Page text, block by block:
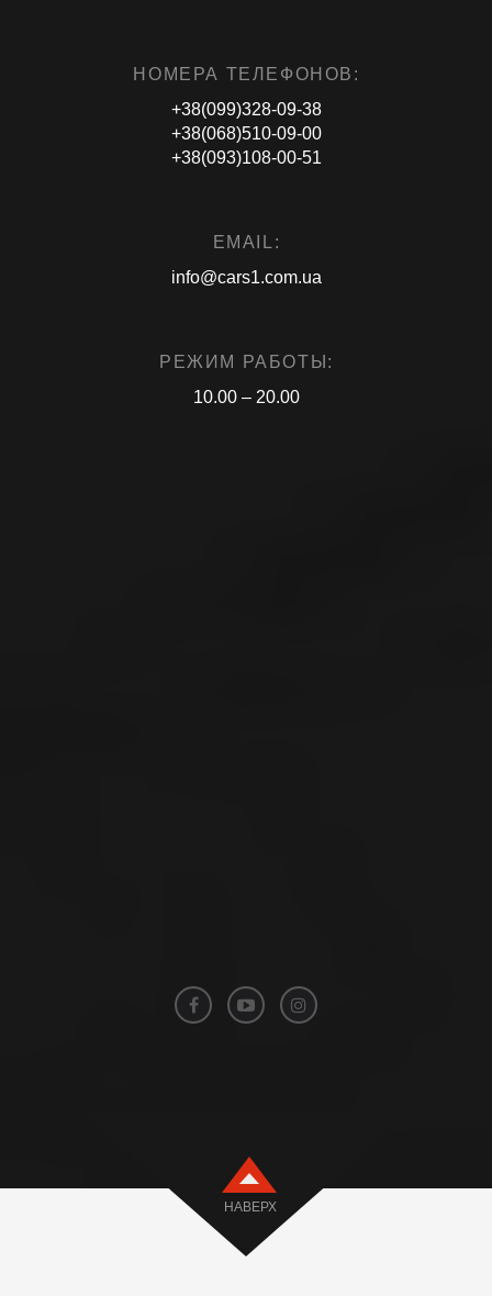
НОМЕРА ТЕЛЕФОНОВ:
+38(099)328-09-38
+38(068)510-09-00
+38(093)108-00-51
EMAIL:
info@cars1.com.ua
РЕЖИМ РАБОТЫ:
10.00 – 20.00
НАВЕРХ